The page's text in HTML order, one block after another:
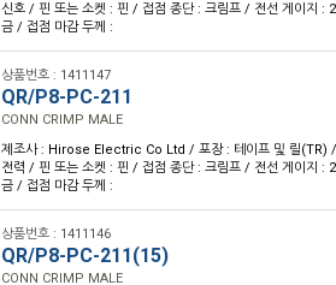
신호 / 핀 또는 소켓 : 핀 / 접점 종단 : 크림프 / 전선 게이지 :
금 / 접점 마감 두께 :
상품번호 : 1411147
QR/P8-PC-211
CONN CRIMP MALE
제조사 : Hirose Electric Co Ltd / 포장 : 테이프 및 릴(TR)
전력 / 핀 또는 소켓 : 핀 / 접점 종단 : 크림프 / 전선 게이지 :
금 / 접점 마감 두께 :
상품번호 : 1411146
QR/P8-PC-211(15)
CONN CRIMP MALE